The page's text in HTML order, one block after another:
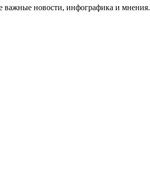
новости, инфографика и мнения.